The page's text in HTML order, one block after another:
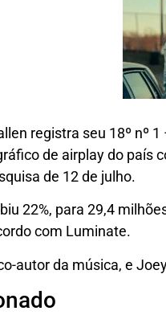
registra seu 18º nº
de airplay do país
de 12 de julho.
22%, para 29,4
com Luminate.
autor da música, e